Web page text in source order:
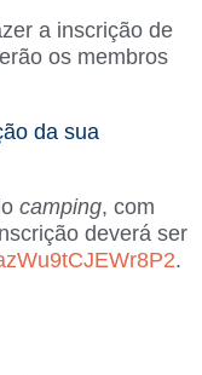
a inscrição de
os membros
da sua
camping, com
deverá ser
.